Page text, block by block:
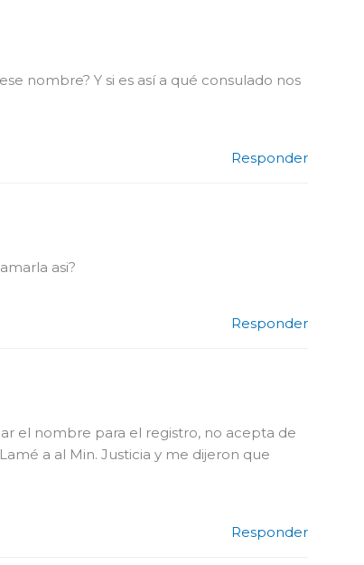
nombre? Y si es así a qué consulado nos
Responder
asi?
Responder
el nombre para el registro, no acepta de
a al Min. Justicia y me dijeron que
Responder